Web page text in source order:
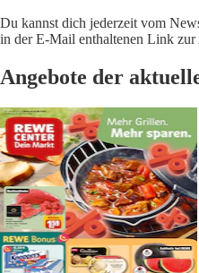
Du kannst dich jederzeit vom
in der E-Mail enthaltenen Link
Angebote der